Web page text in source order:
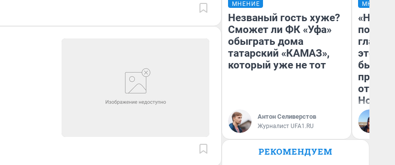
МНЕНИЕ
Незваный гость хуже?
Сможет ли ФК «Уфа»
обыграть дома
татарский «КАМАЗ»,
который уже не тот
Антон Селиверстов
Журналист UFA1.RU
МНЕНИЕ
этого
бьет
отзыв
Нолана
РЕКОМЕНДУЕМ